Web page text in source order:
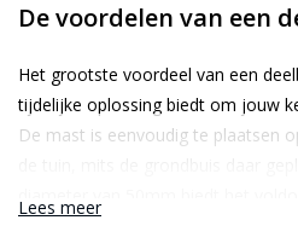
De voordelen van een
Het grootste voordeel van een
tijdelijke oplossing biedt om jouw
De mast is eenvoudig te plaatsen
Lees meer